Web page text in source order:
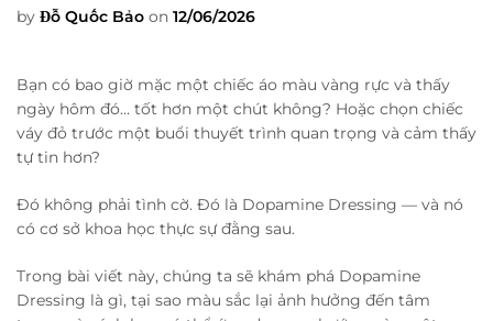
by Đỗ Quốc Bảo on 12/06/2026
Bạn có bao giờ mặc một chiếc áo màu vàng rực và thấy
ngày hôm đó… tốt hơn một chút không? Hoặc chọn chiếc
váy đỏ trước một buổi thuyết trình quan trọng và cảm thấy
tự tin hơn?
Đó không phải tình cờ. Đó là Dopamine Dressing — và nó
có cơ sở khoa học thực sự đằng sau.
Trong bài viết này, chúng ta sẽ khám phá Dopamine
Dressing là gì, tại sao màu sắc lại ảnh hưởng đến tâm